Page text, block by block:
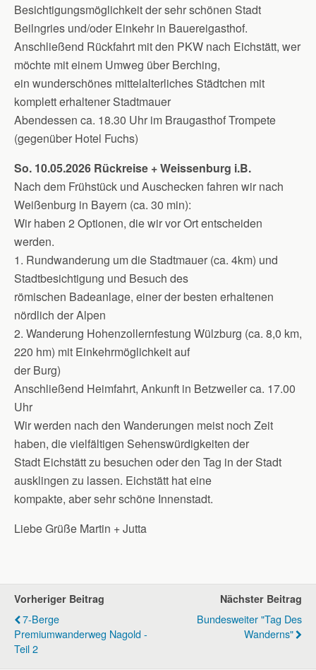
Besichtigungsmöglichkeit der sehr schönen Stadt
Beilngries und/oder Einkehr in Bauereigasthof.
Anschließend Rückfahrt mit den PKW nach Eichstätt, wer
möchte mit einem Umweg über Berching,
ein wunderschönes mittelalterliches Städtchen mit
komplett erhaltener Stadtmauer
Abendessen ca. 18.30 Uhr im Braugasthof Trompete
(gegenüber Hotel Fuchs)
So. 10.05.2026 Rückreise + Weissenburg i.B.
Nach dem Frühstück und Auschecken fahren wir nach
Weißenburg in Bayern (ca. 30 min):
Wir haben 2 Optionen, die wir vor Ort entscheiden
werden.
1. Rundwanderung um die Stadtmauer (ca. 4km) und
Stadtbesichtigung und Besuch des
römischen Badeanlage, einer der besten erhaltenen
nördlich der Alpen
2. Wanderung Hohenzollernfestung Wülzburg (ca. 8,0 km,
220 hm) mit Einkehrmöglichkeit auf
der Burg)
Anschließend Heimfahrt, Ankunft in Betzweiler ca. 17.00
Uhr
Wir werden nach den Wanderungen meist noch Zeit
haben, die vielfältigen Sehenswürdigkeiten der
Stadt Eichstätt zu besuchen oder den Tag in der Stadt
ausklingen zu lassen. Eichstätt hat eine
kompakte, aber sehr schöne Innenstadt.
Liebe Grüße Martin + Jutta
Vorheriger Beitrag
7-Berge
Premiumwanderweg Nagold -
Teil 2
Nächster Beitrag
Bundesweiter "Tag Des
Wanderns"